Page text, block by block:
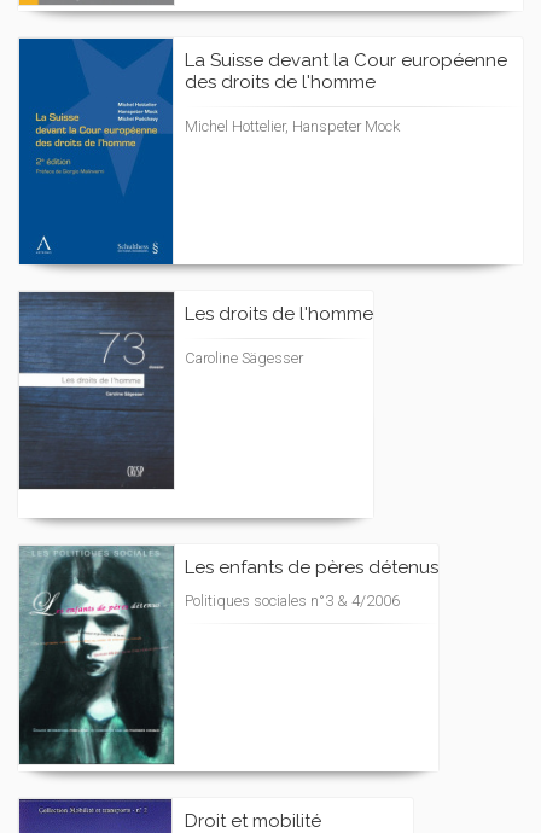
La Suisse devant la Cour européenne
des droits de l'homme
Michel Hottelier, Hanspeter Mock
Les droits de l'homme
Caroline Sägesser
Les enfants de pères détenus
Politiques sociales n°3 & 4/2006
Droit et mobilité